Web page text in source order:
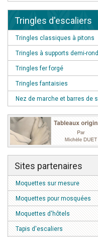
Tringles d'escaliers
Tringles classiques à pitons
Tringles à supports demi-
Tringles fer forgé
Tringles fantaisies
Nez de marche et barres de
Sites partenaires
Moquettes sur mesure
Moquettes pour mosquées
Moquettes d'hôtels
Tapis d'escaliers